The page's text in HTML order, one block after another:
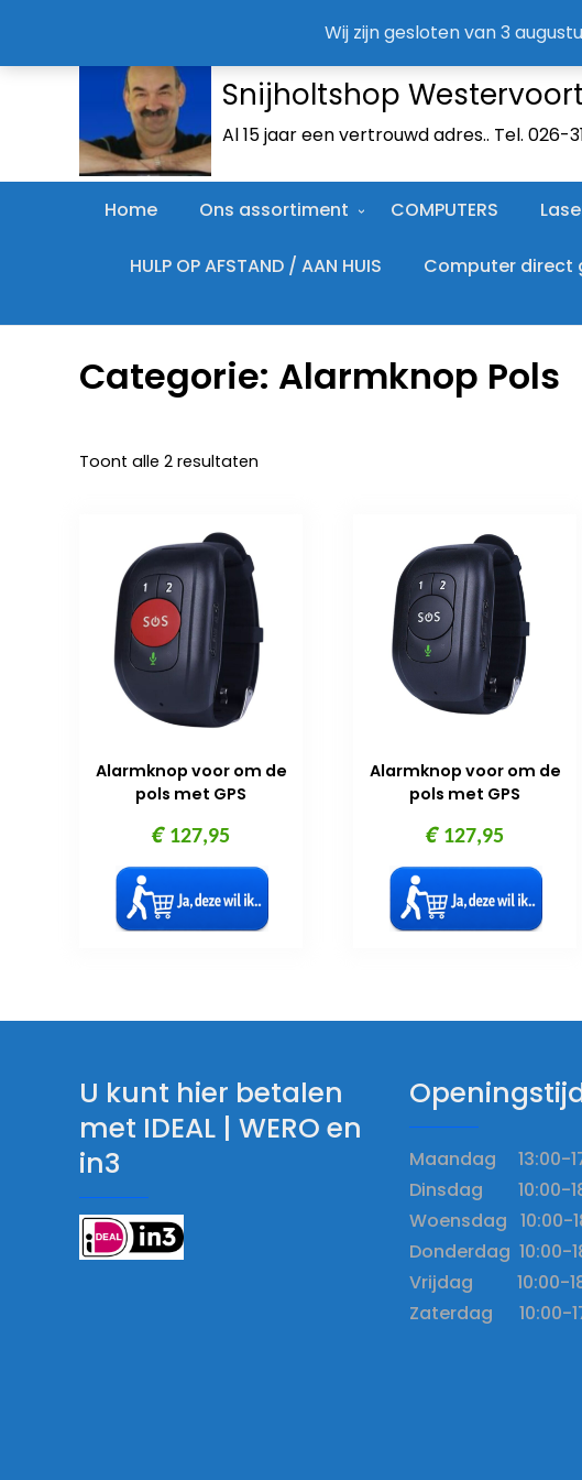
Wij zijn gesloten van 3
Snijholtshop Westervoort
Al 15 jaar een vertrouwd adres.. Tel. 026-
Home Ons assortiment COMPUTERS
HULP OP AFSTAND / AAN HUIS Computer direct
Categorie: Alarmknop Pols
Toont alle 2 resultaten
Alarmknop voor om de
pols met GPS
€127,95
Alarmknop voor om de
pols met GPS
€127,95
U kunt hier betalen
met IDEAL | WERO en
in3
Maandag 13:00-
Dinsdag 10:00-
Woensdag 10:00-
Donderdag 10:00-
Vrijdag 10:00-
Zaterdag 10:00-